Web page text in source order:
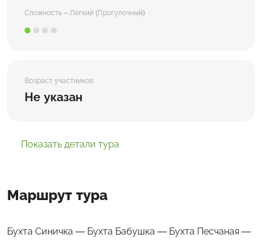
Сложность – Легкий (Прогулочный)
Возраст участников
Не указан
Показать детали тура
Маршрут тура
Бухта Синичка — Бухта Бабушка — Бухта Песчаная —